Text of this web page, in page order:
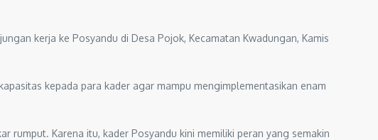
kerja ke Posyandu di Desa Pojok, Kecamatan Kwadungan, Kamis
kepada para kader agar mampu mengimplementasikan enam
rumput. Karena itu, kader Posyandu kini memiliki peran yang semakin